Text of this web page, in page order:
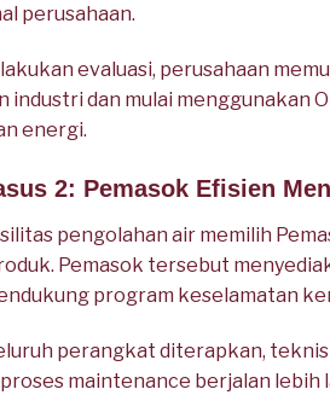
perusahaan.
evaluasi, perusahaan
industri dan mulai menggunakan
energi.
2: Pemasok Efisien
pengolahan air memilih
Pemasok tersebut
program keselamatan
perangkat diterapkan,
maintenance berjalan